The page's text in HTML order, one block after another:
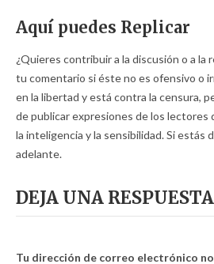
Aquí puedes Replicar
¿Quieres contribuir a la discusión o a la
tu comentario si éste no es ofensivo o
en la libertad y está contra la censura,
de publicar expresiones de los lectores
la inteligencia y la sensibilidad. Si estás
adelante.
DEJA UNA RESPUESTA
Tu dirección de correo electrónico